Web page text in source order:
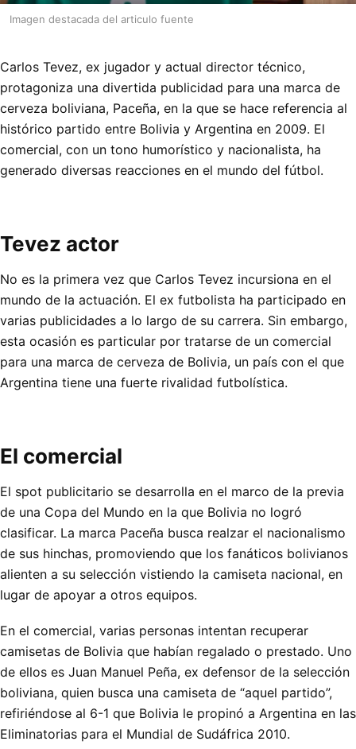
Imagen destacada del articulo fuente
Carlos Tevez, ex jugador y actual director técnico,
protagoniza una divertida publicidad para una marca de
cerveza boliviana, Paceña, en la que se hace referencia al
histórico partido entre Bolivia y Argentina en 2009. El
comercial, con un tono humorístico y nacionalista, ha
generado diversas reacciones en el mundo del fútbol.
Tevez actor
No es la primera vez que Carlos Tevez incursiona en el
mundo de la actuación. El ex futbolista ha participado en
varias publicidades a lo largo de su carrera. Sin embargo,
esta ocasión es particular por tratarse de un comercial
para una marca de cerveza de Bolivia, un país con el que
Argentina tiene una fuerte rivalidad futbolística.
El comercial
El spot publicitario se desarrolla en el marco de la previa
de una Copa del Mundo en la que Bolivia no logró
clasificar. La marca Paceña busca realzar el nacionalismo
de sus hinchas, promoviendo que los fanáticos bolivianos
alienten a su selección vistiendo la camiseta nacional, en
lugar de apoyar a otros equipos.
En el comercial, varias personas intentan recuperar
camisetas de Bolivia que habían regalado o prestado. Uno
de ellos es Juan Manuel Peña, ex defensor de la selección
boliviana, quien busca una camiseta de “aquel partido”,
refiriéndose al 6-1 que Bolivia le propinó a Argentina en las
Eliminatorias para el Mundial de Sudáfrica 2010.